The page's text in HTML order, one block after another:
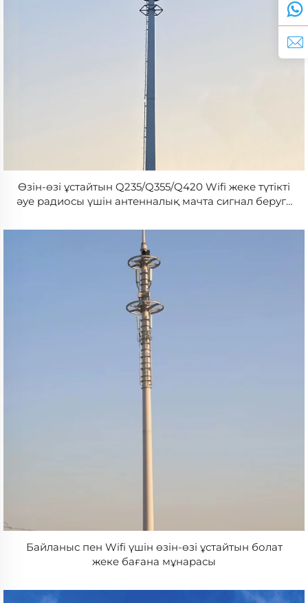
Өзін-өзі ұстайтын Q235/Q355/Q420 Wifi жеке түтікті
әуе радиосы үшін антенналық мачта сигнал беруге
Байланыс пен Wifi үшін өзін-өзі ұстайтын болат
жеке бағана мұнарасы